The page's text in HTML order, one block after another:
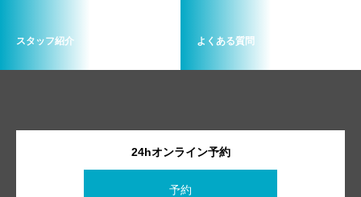
スタッフ紹介 よくある質問
24hオンライン予約
予約